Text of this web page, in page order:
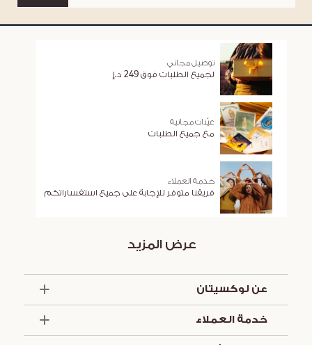
توصيل مجاني
لجميع الطلبات فوق 249 د.إ
عيّنات مجانية
مع جميع الطلبات
خدمة العملاء
فريقنا متوفر للإجابة على جميع استفساراتكم
عرض المزيد
عن لوكسيتان
العروض والخدمات
خدمة العملاء